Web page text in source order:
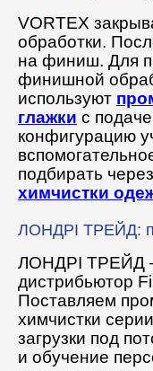
VORTEX
обработки.
на финиш. Для
финишной
используют
глажки с
конфигурацию
подбирать через
химчистки
ЛОНДРІ ТРЕЙД:
ЛОНДРІ ТРЕЙД
дистрибьютор
Поставляем
химчистки
загрузки под
и обучение